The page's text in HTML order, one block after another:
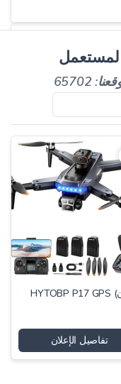
(درۆن) HYTOBP P17 GPS
تفاصيل الإعلان